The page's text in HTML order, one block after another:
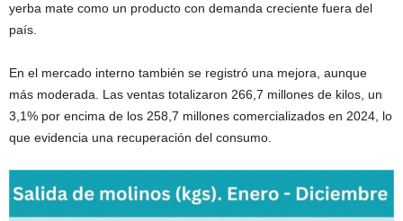
yerba mate como un producto con demanda creciente fuera del
país.
En el mercado interno también se registró una mejora, aunque
más moderada. Las ventas totalizaron 266,7 millones de kilos, un
3,1% por encima de los 258,7 millones comercializados en 2024, lo
que evidencia una recuperación del consumo.